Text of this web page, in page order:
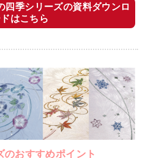
四季シリーズの資料ダウンロ
はこちら
のおすすめポイント